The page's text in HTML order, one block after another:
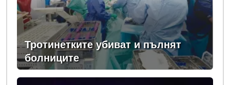
Тротинетките убиват и пълнят
болниците